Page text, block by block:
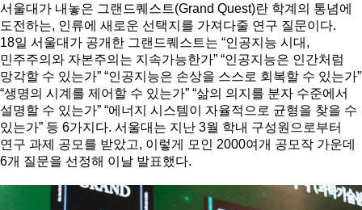
서울대가 내놓은 그랜드퀘스트(Grand Quest)란 학계의 통념에
도전하는, 인류에 새로운 선택지를 가져다줄 연구 질문이다.
18일 서울대가 공개한 그랜드퀘스트는 “인공지능 시대,
민주주의와 자본주의는 지속가능한가” “인공지능은 인간처럼
망각할 수 있는가” “인공지능은 손상을 스스로 회복할 수 있는가”
“생명의 시계를 제어할 수 있는가” “삶의 의지를 분자 수준에서
설명할 수 있는가” “에너지 시스템이 자율적으로 균형을 찾을 수
있는가” 등 6가지다. 서울대는 지난 3월 학내 구성원으로부터
연구 과제 공모를 받았고, 이렇게 모인 2000여개 공모작 가운데
6개 질문을 선정해 이날 발표했다.